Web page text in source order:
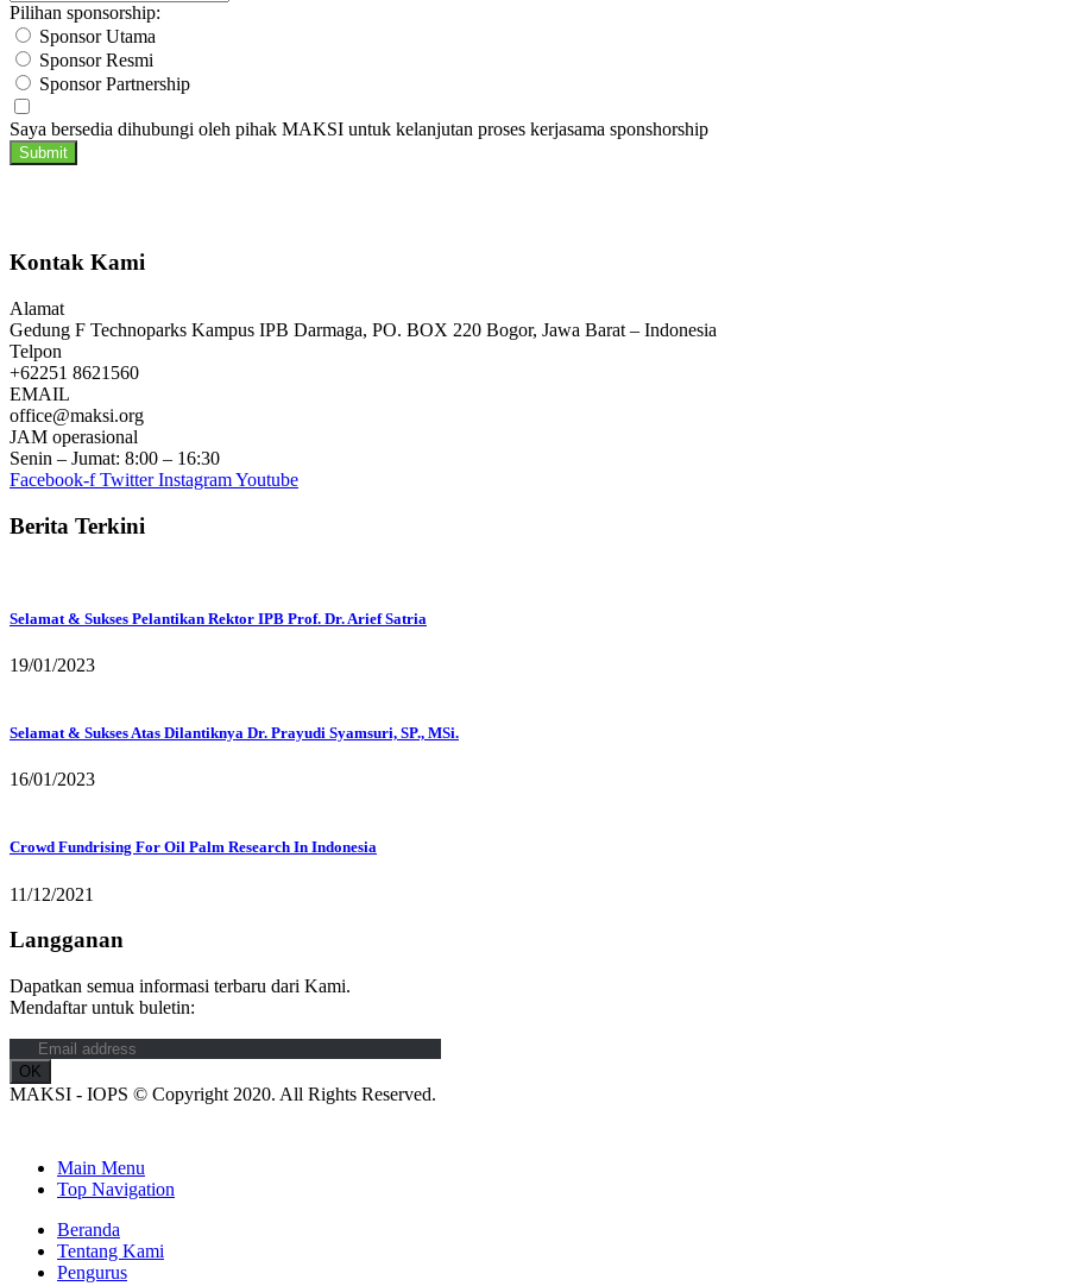
Pilihan sponsorship:
Sponsor Utama
Sponsor Resmi
Sponsor Partnership
Saya bersedia dihubungi oleh pihak MAKSI untuk kelanjutan proses kerjasama sponshorship
Submit
Kontak Kami
Alamat
Gedung F Technoparks Kampus IPB Darmaga, PO. BOX 220 Bogor, Jawa Barat – Indonesia
Telpon
+62251 8621560
EMAIL
office@maksi.org
JAM operasional
Senin – Jumat: 8:00 – 16:30
Facebook-f Twitter InstagramYoutube
Berita Terkini
Selamat & Sukses Pelantikan Rektor IPB Prof. Dr. Arief Satria
19/01/2023
Selamat & Sukses Atas Dilantiknya Dr. Prayudi Syamsuri, SP., MSi.
16/01/2023
Crowd Fundrising For Oil Palm Research In Indonesia
11/12/2021
Langganan
Dapatkan semua informasi terbaru dari Kami.
Mendaftar untuk buletin:
MAKSI - IOPS © Copyright 2020. All Rights Reserved.
Main Menu
Top Navigation
Beranda
Tentang Kami
Pengurus